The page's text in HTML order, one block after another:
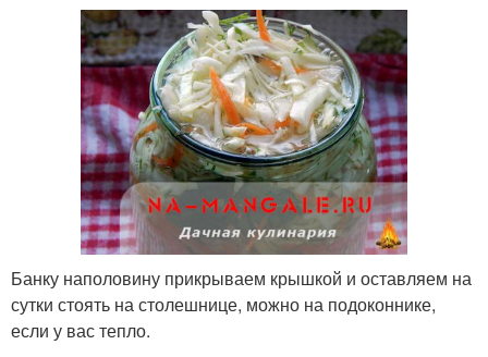
Банку наполовину прикрываем крышкой и оставляем на
сутки стоять на столешнице, можно на подоконнике,
если у вас тепло.